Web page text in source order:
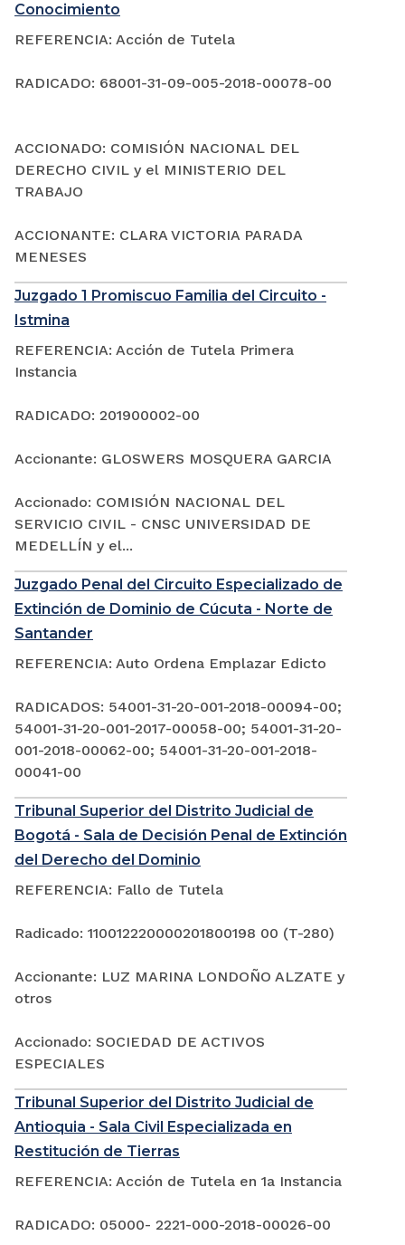
Conocimiento
REFERENCIA: Acción de Tutela
RADICADO: 68001-31-09-005-2018-00078-00
ACCIONADO: COMISIÓN NACIONAL DEL
DERECHO CIVIL y el MINISTERIO DEL
TRABAJO
ACCIONANTE: CLARA VICTORIA PARADA
MENESES
Juzgado 1 Promiscuo Familia del Circuito -
Istmina
REFERENCIA: Acción de Tutela Primera
Instancia
RADICADO: 201900002-00
Accionante: GLOSWERS MOSQUERA GARCIA
Accionado: COMISIÓN NACIONAL DEL
SERVICIO CIVIL - CNSC UNIVERSIDAD DE
MEDELLÍN y el...
Juzgado Penal del Circuito Especializado de
Extinción de Dominio de Cúcuta - Norte de
Santander
REFERENCIA: Auto Ordena Emplazar Edicto
RADICADOS: 54001-31-20-001-2018-00094-00;
54001-31-20-001-2017-00058-00; 54001-31-20-
001-2018-00062-00; 54001-31-20-001-2018-
00041-00
Tribunal Superior del Distrito Judicial de
Bogotá - Sala de Decisión Penal de Extinción
del Derecho del Dominio
REFERENCIA: Fallo de Tutela
Radicado: 110012220000201800198 00 (T-280)
Accionante: LUZ MARINA LONDOÑO ALZATE y
otros
Accionado: SOCIEDAD DE ACTIVOS
ESPECIALES
Tribunal Superior del Distrito Judicial de
Antioquia - Sala Civil Especializada en
Restitución de Tierras
REFERENCIA: Acción de Tutela en 1a Instancia
RADICADO: 05000- 2221-000-2018-00026-00